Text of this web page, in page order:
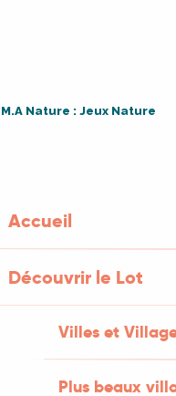
Accueil
Découvrir le Lot
Villes et
Plus beaux
Nature : Jeux Nature
avec M.A
JEUNE PUBLIC